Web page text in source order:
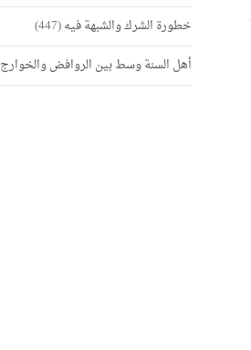
خطورة الشرك والشبهة فيه(447)
أهل السنة وسط بين الروافض والخوارج